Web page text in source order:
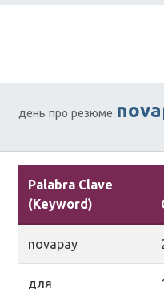
день про резюме
Palabra Clave
(Keyword)
novapay
для